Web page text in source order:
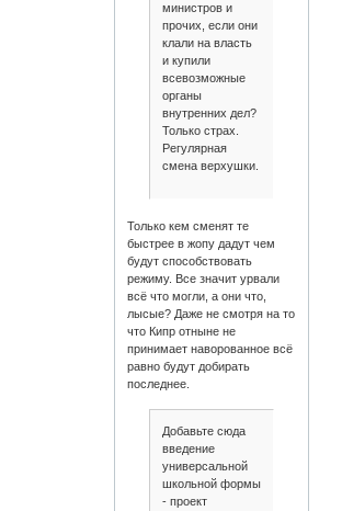
министров и
прочих, если они
клали на власть
и купили
всевозможные
органы
внутренних дел?
Только страх.
Регулярная
смена верхушки.
Только кем сменят те
быстрее в жопу дадут чем
будут способствовать
режиму. Все значит урвали
всё что могли, а они что,
лысые? Даже не смотря на то
что Кипр отныне не
принимает наворованное всё
равно будут добирать
последнее.
Добавьте сюда
введение
универсальной
школьной формы
- проект